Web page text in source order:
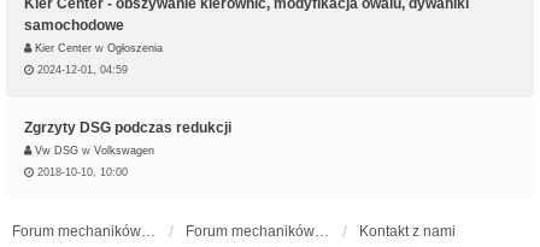
samochodowe
Kier Center w Ogłoszenia
2024-12-01, 04:59
Zgrzyty DSG podczas redukcji
Vw DSG w Volkswagen
2018-10-10, 10:00
Kontakt z nami